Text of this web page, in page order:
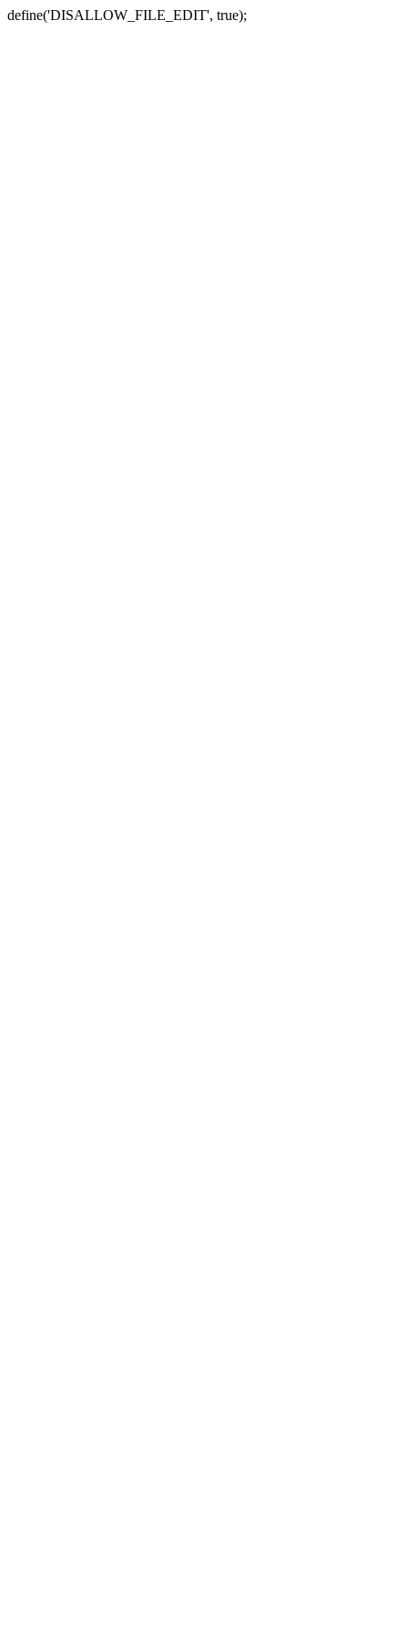
define('DISALLOW_FILE_EDIT', true);